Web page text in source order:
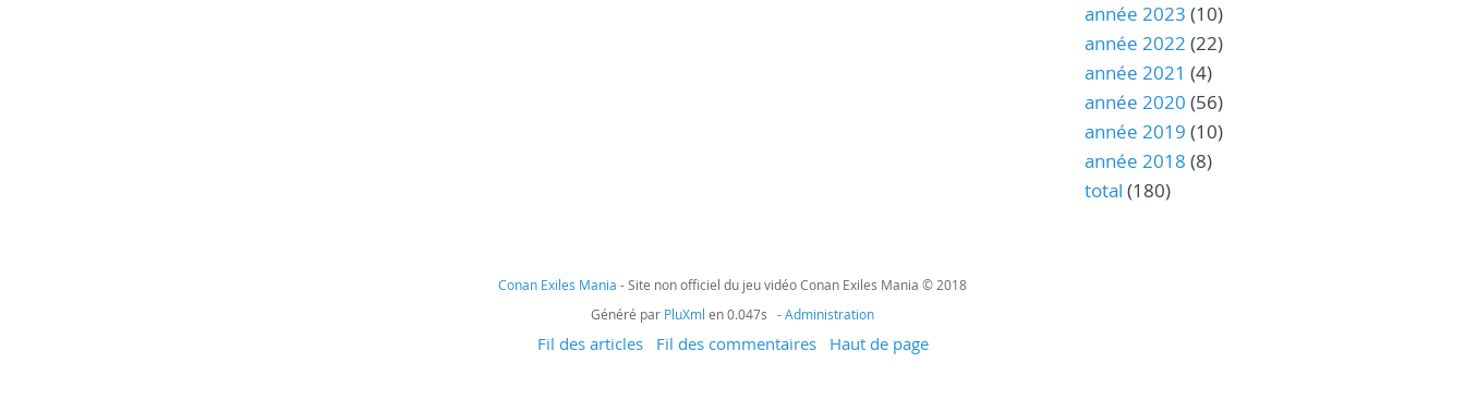
année 2023 (10)
année 2022 (22)
année 2021 (4)
année 2020 (56)
année 2019 (10)
année 2018 (8)
total (180)
Conan Exiles Mania - Site non officiel du jeu vidéo Conan Exiles Mania © 2018
Généré par PluXml en 0.047s -Administration
Fil des articles Fil des commentaires Haut de page